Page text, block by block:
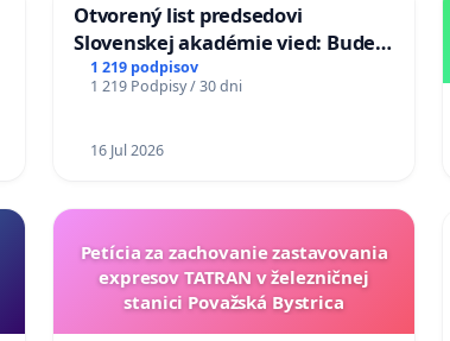
Otvorený list predsedovi
Slovenskej akadémie vied: Bude
mať Vízia Slovenska 2040 mravnú
chrbticu?
1 219 podpisov
1 219 Podpisy / 30 dni
16 Jul 2026
Petícia za zachovanie zastavovania
expresov TATRAN v železničnej
stanici Považská Bystrica